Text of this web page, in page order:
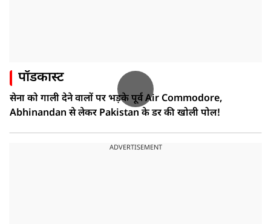
पॉडकास्ट
सेना को गाली देने वालों पर भड़के पूर्व Air Commodore,
Abhinandan से लेकर Pakistan के डर की खोली पोल!
ADVERTISEMENT